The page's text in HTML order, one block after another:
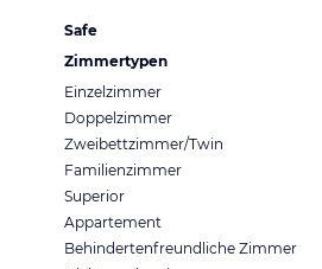
Safe
Zimmertypen
Einzelzimmer
Doppelzimmer
Zweibettzimmer/Twin
Familienzimmer
Superior
Appartement
Behindertenfreundliche Zimmer